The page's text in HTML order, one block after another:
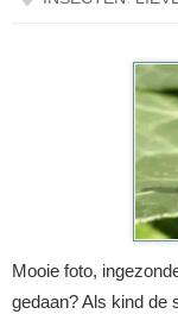
Mooie foto,
gedaan? Als kind de